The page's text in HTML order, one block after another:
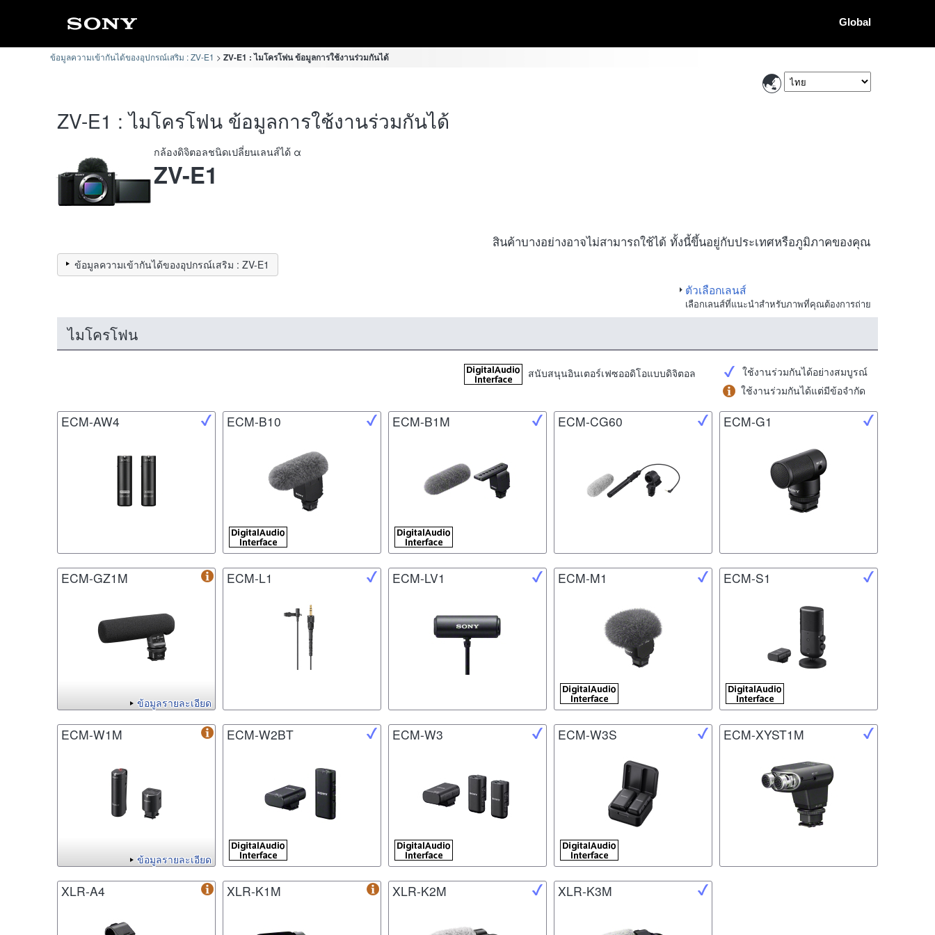
Global
ข้อมูลความเข้ากันได้ของอุปกรณ์เสริม : ZV-E1 ZV-E1 : ไมโครโฟน ข้อมูลการใช้งานร่วมกันได้
ZV-E1 : ไมโครโฟน ข้อมูลการใช้งานร่วมกันได้
กล้องดิจิตอลชนิดเปลี่ยนเลนส์ได้ α
ZV-E1
สินค้าบางอย่างอาจไม่สามารถใช้ได้ ทั้งนี้ขึ้นอยู่กับประเทศหรือภูมิภาคของคุณ
ข้อมูลความเข้ากันได้ของอุปกรณ์เสริม : ZV-E1
ตัวเลือกเลนส์
เลือกเลนส์ที่แนะนำสำหรับภาพที่คุณต้องการถ่าย
ไมโครโฟน
ใช้งานร่วมกันได้อย่างสมบูรณ์
ใช้งานร่วมกันได้แต่มีข้อจำกัด
สนับสนุนอินเตอร์เฟซออดิโอแบบดิจิตอล
ECM-AW4 ECM-B10 ECM-B1M ECM-CG60 ECM-G1
ECM-GZ1M
ข้อมูลรายละเอียด
ECM-L1 ECM-LV1 ECM-M1 ECM-S1
ECM-W1M
ข้อมูลรายละเอียด
ECM-W2BT ECM-W3 ECM-W3S ECM-XYST1M
XLR-A4 XLR-K1M XLR-K2M XLR-K3M